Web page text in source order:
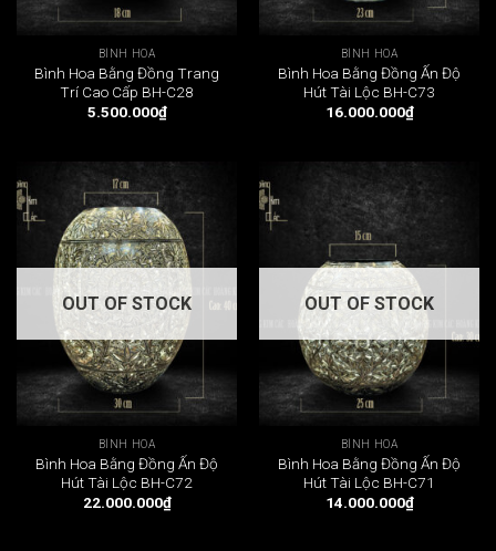
BÌNH HOA
Bình Hoa Bằng Đồng Trang
Trí Cao Cấp BH-C28
5.500.000₫
BÌNH HOA
Bình Hoa Bằng Đồng Ấn Độ
Hút Tài Lộc BH-C73
16.000.000₫
OUT OF STOCK
BÌNH HOA
Bình Hoa Bằng Đồng Ấn Độ
Hút Tài Lộc BH-C72
22.000.000₫
OUT OF STOCK
BÌNH HOA
Bình Hoa Bằng Đồng Ấn Độ
Hút Tài Lộc BH-C71
14.000.000₫